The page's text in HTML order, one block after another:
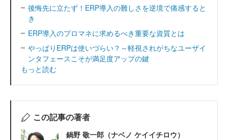
後悔先に立たず！ERP導入の難しさを逆境で痛感すると
き
ERP導入のプロマネに求めるべき重要な資質とは
やっぱりERPは使いづらい？～軽視されがちなユーザイ
ンタフェースこそが満足度アップの鍵
もっと読む
この記事の著者
鍋野 敬一郎（ナベノ ケイイチロウ）